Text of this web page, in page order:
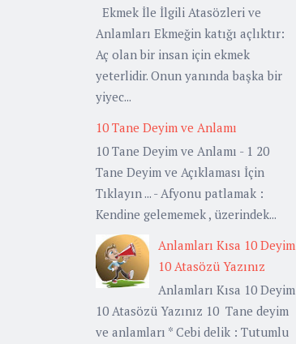
Ekmek İle İlgili Atasözleri ve
Anlamları Ekmeğin katığı açlıktır:
Aç olan bir insan için ekmek
yeterlidir. Onun yanında başka bir
yiyec...
10 Tane Deyim ve Anlamı
10 Tane Deyim ve Anlamı - 1 20
Tane Deyim ve Açıklaması İçin
Tıklayın ... - Afyonu patlamak :
Kendine gelememek , üzerindek...
Anlamları Kısa 10 Deyim
10 Atasözü Yazınız
Anlamları Kısa 10 Deyim
10 Atasözü Yazınız 10 Tane deyim
ve anlamları * Cebi delik : Tutumlu